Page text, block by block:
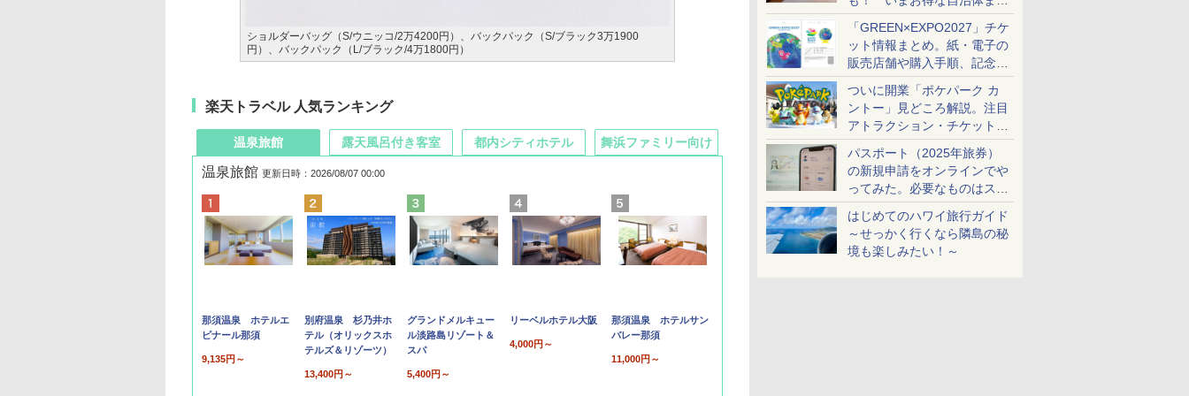
め
「GREEN×EXPO2027」チケ
ット情報まとめ。紙・電子の
販売店舗や購入手順、記念チ
ケットも解説
ついに開業「ポケパーク カ
ントー」見どころ解説。注目
アトラクション・チケット手
配・来場前に必要な準備は？
パスポート（2025年旅券）
の新規申請をオンラインでや
ってみた。必要なものはスマ
ホとマイナカードのみ
はじめてのハワイ旅行ガイド
～せっかく行くなら隣島の秘
境も楽しみたい！～
ショルダーバッグ（S/ウニッコ/2万4200円）、バックパック（S/ブラック3万1900
円）、バックパック（L/ブラック/4万1800円）
楽天トラベル 人気ランキング
温泉旅館
温泉旅館 更新日時：2026/08/07 00:00
那須温泉 ホテルエ
ピナール那須
9,135円～
別府温泉 杉乃井ホ
テル（オリックスホ
テルズ＆リゾーツ）
13,400円～
グランドメルキュー
ル淡路島リゾート＆
スパ
5,400円～
リーベルホテル大阪
4,000円～
那須温泉 ホテルサン
バレー那須
11,000円～
露天風呂付き客室 都内シティホテル 舞浜ファミリー向け